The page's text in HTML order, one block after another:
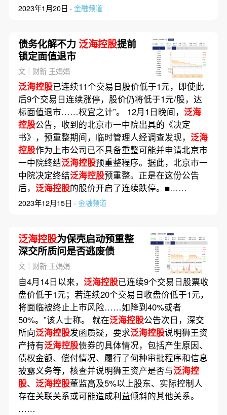
2023年1月20日 · 金融频道
债务化解不力 泛海控股提前
锁定面值退市
文｜财新 王娟娟
泛海控股已连续11个交易日股价低于1元，即使此
后9个交易日连续涨停，股价仍将低于1元/股，达
标面值退市……权宜之计”。 12月1日晚间， 泛海
控股公告，收到的北京市一中院出具的《决定
书》，预重整期间，临时管理人经调查发现， 泛海
控股作为上市公司已不具备重整可能并申请北京市
一中院终结泛海控股预重整程序。据此，北京市一
中院决定终结泛海控股预重整。正是在这份公告
后， 泛海控股的股价开启了连续跌停。■……
2023年12月15日 · 金融频道
泛海控股为保壳启动预重整
深交所质问是否逃废债
文｜财新 王娟娟
自4月14日以来， 泛海控股已连续9个交易日股票收
盘价低于1元；若连续20个交易日收盘价低于1元，
将面临被终止上市风险……如降到40%或者
50%。”该人士称。 就在泛海控股公告次日，深交
所向泛海控股发函质疑，要求泛海控股说明狮王资
产持有泛海控股债券的具体情况，包括产生原因、
债权金额、偿付情况、履行了何种审批程序和信息
披露义务等，核查并说明狮王资产是否与泛海控
股、 泛海控股董监高及5%以上股东、实际控制人
存在关联关系或可能造成利益倾斜的其他关系。
……